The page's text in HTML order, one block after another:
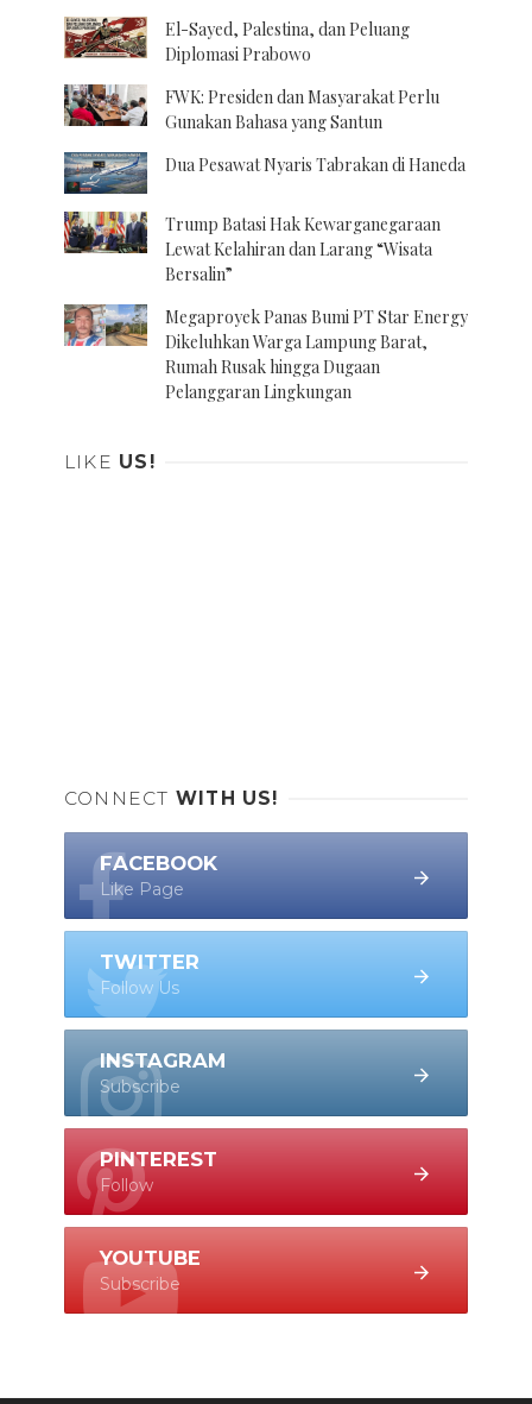
El-Sayed, Palestina, dan Peluang
Diplomasi Prabowo
FWK: Presiden dan Masyarakat Perlu
Gunakan Bahasa yang Santun
Dua Pesawat Nyaris Tabrakan di Haneda
Trump Batasi Hak Kewarganegaraan
Lewat Kelahiran dan Larang “Wisata
Bersalin”
Megaproyek Panas Bumi PT Star Energy
Dikeluhkan Warga Lampung Barat,
Rumah Rusak hingga Dugaan
Pelanggaran Lingkungan
LIKE US!
CONNECT WITH US!
FACEBOOK
Like Page
TWITTER
Follow Us
INSTAGRAM
Subscribe
PINTEREST
Follow
YOUTUBE
Subscribe